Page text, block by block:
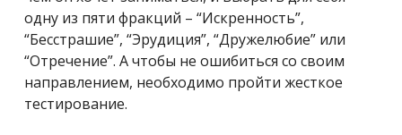
одну из пяти фракций – “Искренность”,
“Бесстрашие”, “Эрудиция”, “Дружелюбие” или
“Отречение”. А чтобы не ошибиться со своим
направлением, необходимо пройти жесткое
тестирование.